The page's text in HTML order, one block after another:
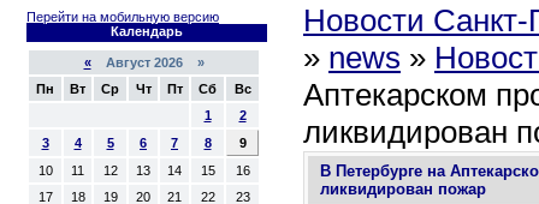
Перейти на мобильную версию
Календарь
«Август 2026 »
Пн
Вт Ср Чт Пт Сб
Вс
1
2
3
4 5 6 7 8
9
10
11 12 13 14 15
16
17
18 19 20 21 22
23
Новости Санкт-
» news »
Аптекарском
ликвидирован
В Петербурге на
ликвидирован пожар